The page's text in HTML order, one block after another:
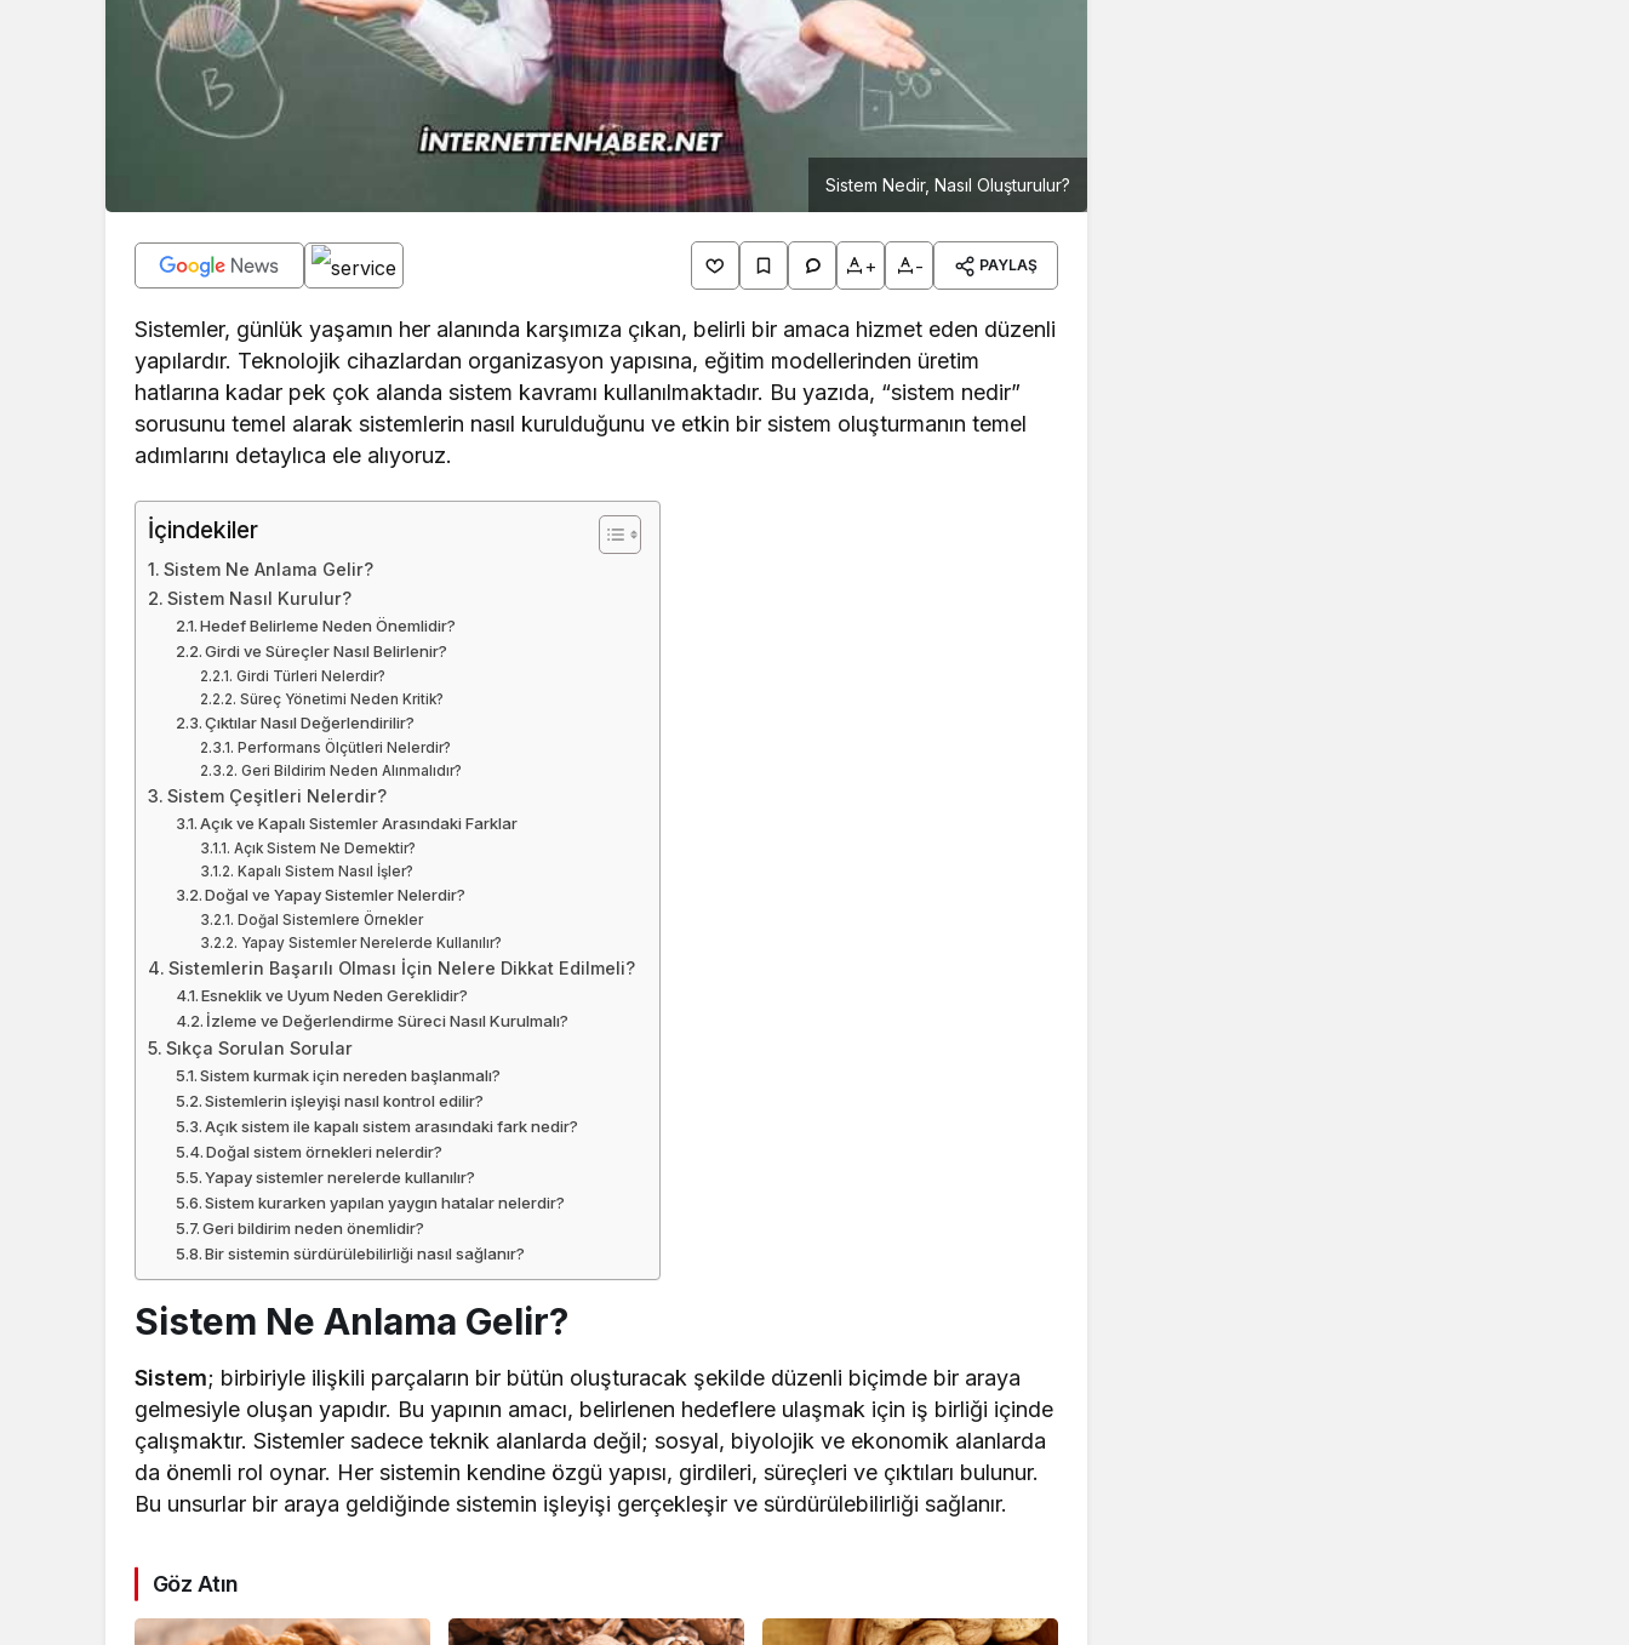
Sistem Nedir, Nasıl Oluşturulur?
+ - PAYLAŞ
Sistemler, günlük yaşamın her alanında karşımıza çıkan, belirli bir amaca hizmet eden düzenli
yapılardır. Teknolojik cihazlardan organizasyon yapısına, eğitim modellerinden üretim
hatlarına kadar pek çok alanda sistem kavramı kullanılmaktadır. Bu yazıda, “sistem nedir”
sorusunu temel alarak sistemlerin nasıl kurulduğunu ve etkin bir sistem oluşturmanın temel
adımlarını detaylıca ele alıyoruz.
İçindekiler
Sistem Ne Anlama Gelir?
Sistem Nasıl Kurulur?
Hedef Belirleme Neden Önemlidir?
Girdi ve Süreçler Nasıl Belirlenir?
Girdi Türleri Nelerdir?
Süreç Yönetimi Neden Kritik?
Çıktılar Nasıl Değerlendirilir?
Performans Ölçütleri Nelerdir?
Geri Bildirim Neden Alınmalıdır?
Sistem Çeşitleri Nelerdir?
Açık ve Kapalı Sistemler Arasındaki Farklar
Açık Sistem Ne Demektir?
Kapalı Sistem Nasıl İşler?
Doğal ve Yapay Sistemler Nelerdir?
Doğal Sistemlere Örnekler
Yapay Sistemler Nerelerde Kullanılır?
Sistemlerin Başarılı Olması İçin Nelere Dikkat Edilmeli?
Esneklik ve Uyum Neden Gereklidir?
İzleme ve Değerlendirme Süreci Nasıl Kurulmalı?
Sıkça Sorulan Sorular
Sistem kurmak için nereden başlanmalı?
Sistemlerin işleyişi nasıl kontrol edilir?
Açık sistem ile kapalı sistem arasındaki fark nedir?
Doğal sistem örnekleri nelerdir?
Yapay sistemler nerelerde kullanılır?
Sistem kurarken yapılan yaygın hatalar nelerdir?
Geri bildirim neden önemlidir?
Bir sistemin sürdürülebilirliği nasıl sağlanır?
Sistem Ne Anlama Gelir?
Sistem; birbiriyle ilişkili parçaların bir bütün oluşturacak şekilde düzenli biçimde bir araya
gelmesiyle oluşan yapıdır. Bu yapının amacı, belirlenen hedeflere ulaşmak için iş birliği içinde
çalışmaktır. Sistemler sadece teknik alanlarda değil; sosyal, biyolojik ve ekonomik alanlarda
da önemli rol oynar. Her sistemin kendine özgü yapısı, girdileri, süreçleri ve çıktıları bulunur.
Bu unsurlar bir araya geldiğinde sistemin işleyişi gerçekleşir ve sürdürülebilirliği sağlanır.
Göz Atın